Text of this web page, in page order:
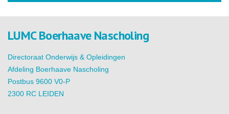
LUMC Boerhaave Nascholing
Directoraat Onderwijs & Opleidingen
Afdeling Boerhaave Nascholing
Postbus 9600 V0-P
2300 RC LEIDEN